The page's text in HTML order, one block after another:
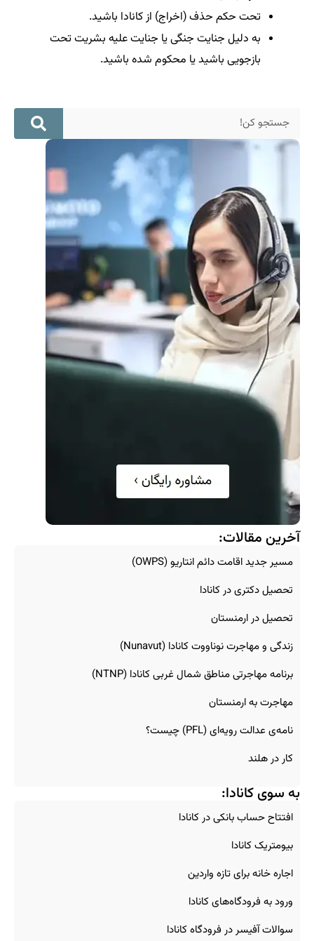
تحت حکم حذف (اخراج) از کانادا باشید.
به دلیل جنایت جنگی یا جنایت علیه بشریت تحت
بازجویی باشید یا محکوم شده باشید.
آخرین مقالات:
مسیر جدید اقامت دائم انتاریو (OWPS)
تحصیل دکتری در کانادا
تحصیل در ارمنستان
زندگی و مهاجرت نوناووت کانادا (Nunavut)
برنامه مهاجرتی مناطق شمال غربی کانادا (NTNP)
مهاجرت به ارمنستان
نامه‌ی عدالت رویه‌ای (PFL) چیست؟
کار در هلند
به سوی کانادا:
افتتاح حساب بانکی در کانادا
بیومتریک کانادا
اجاره خانه برای تازه‌ واردین
ورود به فرودگاه‌های کانادا
سوالات آفیسر در فرودگاه کانادا